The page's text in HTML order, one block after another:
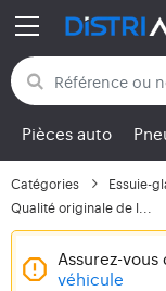
Retour aux
Pièces auto
Catégories Essuie-
Qualité originale de l...
Assurez-
véhicule